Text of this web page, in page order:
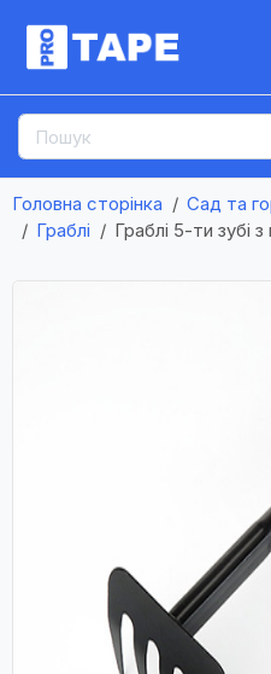
Головна сторінка Сад та
Граблі
Граблі 5-ти зубі